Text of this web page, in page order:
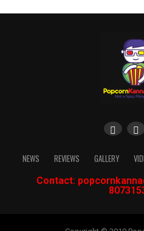
NEWS REVIEWS GALLERY
Contact: